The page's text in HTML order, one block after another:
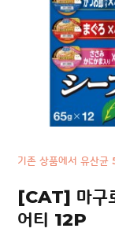
기존 상품에서 유산균
[CAT] 마구
어티 12P